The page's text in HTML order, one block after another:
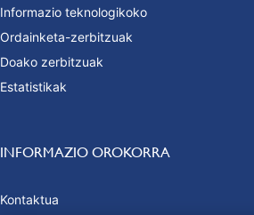
Informazio teknologikoko
Ordainketa-zerbitzuak
Doako zerbitzuak
Estatistikak
INFORMAZIO OROKORRA
Kontaktua